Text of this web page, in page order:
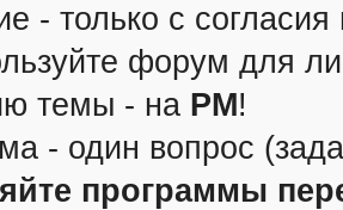
- только с
форум для
темы - на PM!
- один вопрос
программы